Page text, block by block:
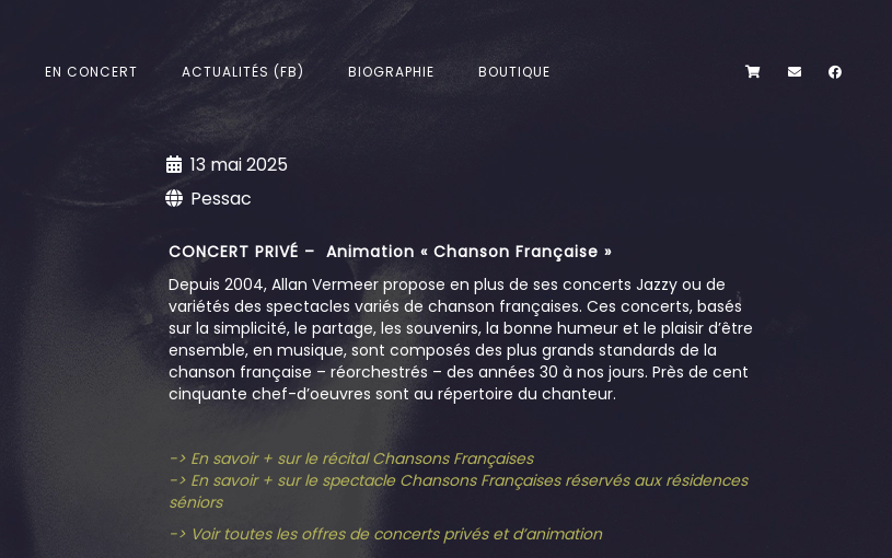
EN CONCERT ACTUALITÉS (FB) BIOGRAPHIE BOUTIQUE
13 mai 2025
Pessac
CONCERT PRIVÉ – Animation « Chanson Française »
Depuis 2004, Allan Vermeer propose en plus de ses concerts Jazzy ou de
variétés des spectacles variés de chanson françaises. Ces concerts, basés
sur la simplicité, le partage, les souvenirs, la bonne humeur et le plaisir d’être
ensemble, en musique, sont composés des plus grands standards de la
chanson française – réorchestrés – des années 30 à nos jours. Près de cent
cinquante chef-d’oeuvres sont au répertoire du chanteur.
-> En savoir + sur le récital Chansons Françaises
-> En savoir + sur le spectacle Chansons Françaises réservés aux résidences
séniors
-> Voir toutes les offres de concerts privés et d’animation